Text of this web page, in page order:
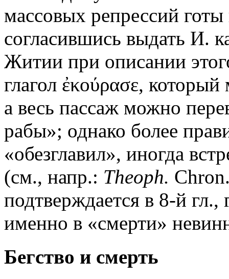
массовых репрессий
согласившись выдать И.
Житии при описании
глагол ἐκούρασε,
а весь пассаж можно
рабы»; однако более
«обезглавил», иногда
(см., напр.: Theoph.
подтверждается в 8-й
именно в «смерти»
Бегство и смерть